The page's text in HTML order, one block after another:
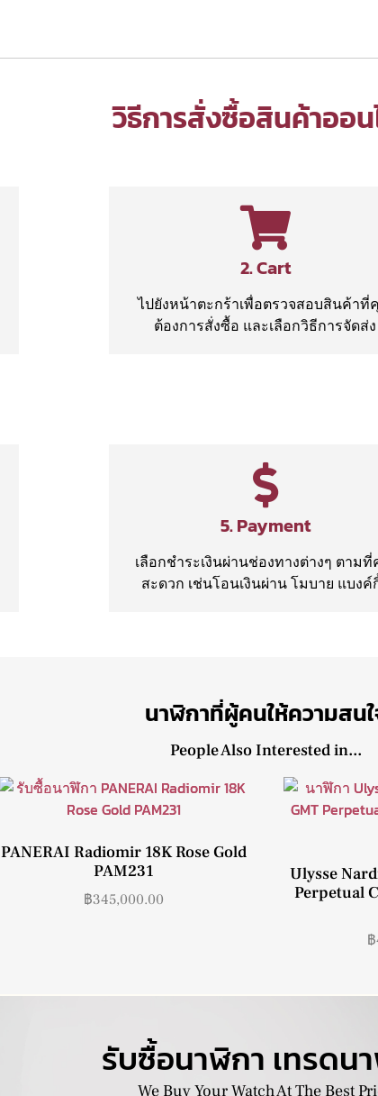
วิธีการสั่งซื้อสินค้าออ
2. Cart
ไปยังหน้าตะกร้าเพื่อตรวจสอบสินค้า
ต้องการสั่งซื้อ และเลือกวิธีการจัดส่ง
5. Payment
เลือกชำระเงินผ่านช่องทางต่างๆ ตาม
สะดวก เช่นโอนเงินผ่าน โมบาย แบงค์
นาฬิกาที่ผู้คนให้ความสน
People Also Interested in...
PANERAI Radiomir 18K Rose Gold
PAM231
฿345,000.00
Ulysse
Perpetual
฿
รับซื้อนาฬิกา เทรดน
We Buy Your Watch At The Best